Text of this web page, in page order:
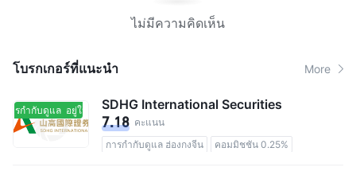
ไม่มีความคิดเห็น
โบรกเกอร์ที่แนะนํา More
ารกำกับดูแล อยู่ในการกำกับดูแลSDHG International Securities
7.18 คะแนน
การกำกับดูแล ฮ่องกงจีน
คอมมิชชัน 0.25%